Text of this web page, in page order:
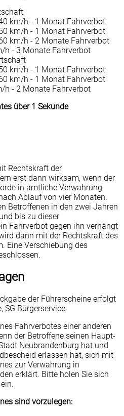
km/h - 1 Monat Fahrverbot
km/h - 1 Monat Fahrverbot
km/h - 2 Monate Fahrverbot
h - 3 Monate Fahrverbot
km/h - 1 Monat Fahrverbot
km/h - 1 Monat Fahrverbot
h - 2 Monate Fahrverbot
über 1 Sekunde
Rechtskraft der
erst dann wirksam, wenn der
in amtliche Verwahrung
Ablauf von vier Monaten.
Betroffenen in den zwei Jahren
bis zu dieser
Fahrverbot gegen ihn verhängt
dann mit der Rechtskraft des
Eine Verschiebung des
der Führerscheine erfolgt
SG Bürgerservice.
Fahrverbotes einer anderen
der Betroffene seinen Haupt-
Neubrandenburg hat und
erlassen hat, sich mit
zur Verwahrung in
erklärt. Bitte holen Sie sich
sind vorzulegen: